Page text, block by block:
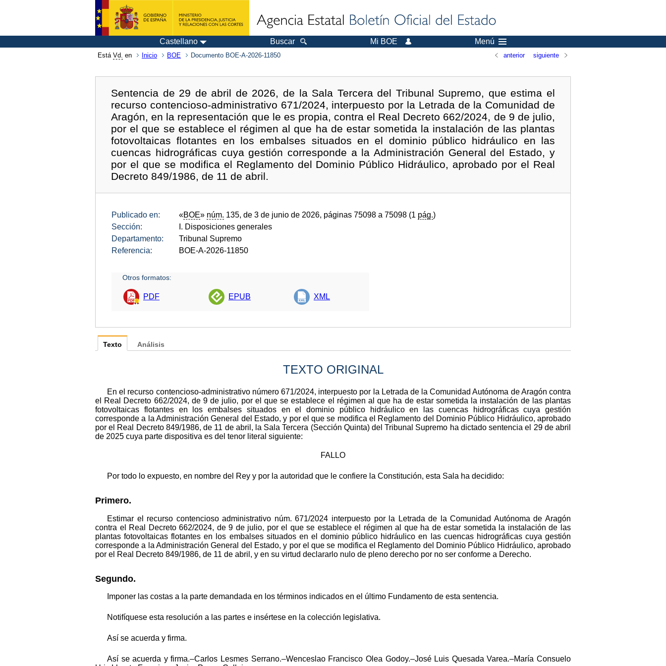
Castellano Buscar Mi BOE Menú
Está Vd. en Inicio BOE Documento BOE-A-2026-11850 anterior siguiente
Sentencia de 29 de abril de 2026, de la Sala Tercera del Tribunal Supremo, que estima el
recurso contencioso-administrativo 671/2024, interpuesto por la Letrada de la Comunidad de
Aragón, en la representación que le es propia, contra el Real Decreto 662/2024, de 9 de julio,
por el que se establece el régimen al que ha de estar sometida la instalación de las plantas
fotovoltaicas flotantes en los embalses situados en el dominio público hidráulico en las
cuencas hidrográficas cuya gestión corresponde a la Administración General del Estado, y
por el que se modifica el Reglamento del Dominio Público Hidráulico, aprobado por el Real
Decreto 849/1986, de 11 de abril.
Publicado en: «BOE» núm. 135, de 3 de junio de 2026, páginas 75098 a 75098 (1 pág.)
Sección:
I. Disposiciones generales
Departamento:
Tribunal Supremo
Referencia:
BOE-A-2026-11850
Otros formatos:
PDF EPUB XML
Texto
TEXTO ORIGINAL
En el recurso contencioso-administrativo número 671/2024, interpuesto por la Letrada de la Comunidad Autónoma de Aragón contra
el Real Decreto 662/2024, de 9 de julio, por el que se establece el régimen al que ha de estar sometida la instalación de las plantas
fotovoltaicas flotantes en los embalses situados en el dominio público hidráulico en las cuencas hidrográficas cuya gestión
corresponde a la Administración General del Estado, y por el que se modifica el Reglamento del Dominio Público Hidráulico, aprobado
por el Real Decreto 849/1986, de 11 de abril, la Sala Tercera (Sección Quinta) del Tribunal Supremo ha dictado sentencia el 29 de abril
de 2025 cuya parte dispositiva es del tenor literal siguiente:
FALLO
Por todo lo expuesto, en nombre del Rey y por la autoridad que le confiere la Constitución, esta Sala ha decidido:
Primero.
Estimar el recurso contencioso administrativo núm. 671/2024 interpuesto por la Letrada de la Comunidad Autónoma de Aragón
contra el Real Decreto 662/2024, de 9 de julio, por el que se establece el régimen al que ha de estar sometida la instalación de las
plantas fotovoltaicas flotantes en los embalses situados en el dominio público hidráulico en las cuencas hidrográficas cuya gestión
corresponde a la Administración General del Estado, y por el que se modifica el Reglamento del Dominio Público Hidráulico, aprobado
por el Real Decreto 849/1986, de 11 de abril, y en su virtud declararlo nulo de pleno derecho por no ser conforme a Derecho.
Segundo.
Imponer las costas a la parte demandada en los términos indicados en el último Fundamento de esta sentencia.
Notifíquese esta resolución a las partes e insértese en la colección legislativa.
Así se acuerda y firma.
Así se acuerda y firma.–Carlos Lesmes Serrano.–Wenceslao Francisco Olea Godoy.–José Luis Quesada Varea.–María Consuelo
Análisis